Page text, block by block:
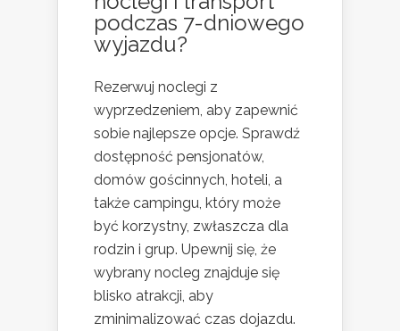
podczas 7-dniowego
wyjazdu?
Rezerwuj noclegi z
wyprzedzeniem, aby zapewnić
sobie najlepsze opcje. Sprawdź
dostępność pensjonatów,
domów gościnnych, hoteli, a
także campingu, który może
być korzystny, zwłaszcza dla
rodzin i grup. Upewnij się, że
wybrany nocleg znajduje się
blisko atrakcji, aby
zminimalizować czas dojazdu.